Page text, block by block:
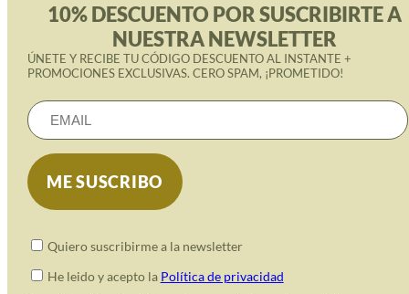
10% DESCUENTO POR SUSCRIBIRTE A
NUESTRA NEWSLETTER
ÚNETE Y RECIBE TU CÓDIGO DESCUENTO AL INSTANTE +
PROMOCIONES EXCLUSIVAS. CERO SPAM, ¡PROMETIDO!
Quiero suscribirme a la newsletter
He leido y acepto la Política de privacidad